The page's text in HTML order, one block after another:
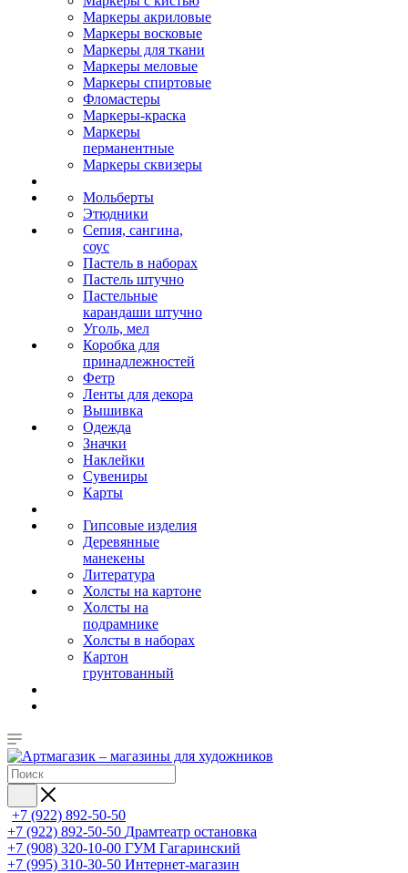
Маркеры акриловые
Маркеры восковые
Маркеры для ткани
Маркеры меловые
Маркеры спиртовые
Фломастеры
Маркеры-краска
Маркеры
перманентные
Маркеры сквизеры
Мольберты
Этюдники
Сепия, сангина,
соус
Пастель в наборах
Пастель штучно
Пастельные
карандаши штучно
Уголь, мел
Коробка для
принадлежностей
Фетр
Ленты для декора
Вышивка
Одежда
Значки
Наклейки
Сувениры
Карты
Гипсовые изделия
Деревянные
манекены
Литература
Холсты на картоне
Холсты на
подрамнике
Холсты в наборах
Картон
грунтованный
+7 (922) 892-50-50
+7 (922) 892-50-50 Драмтеатр остановка
+7 (908) 320-10-00 ГУМ Гагаринский
+7 (995) 310-30-50 Интернет-магазин